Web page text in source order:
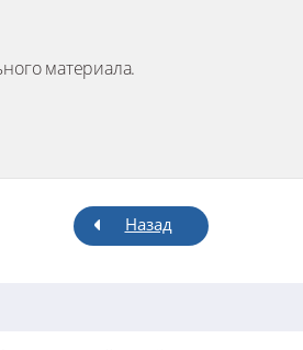
материала.
Назад